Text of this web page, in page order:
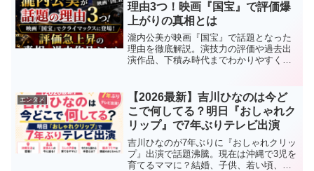
理由3つ！映画『国宝』で評価爆
上がりの真相とは
瀧内公美が映画『国宝』で話題となった
理由を徹底解説。演技力の評価や過去出
演作品、下積み時代までわかりやすくま
エンタメ
【2026最新】吉川ひなのは今ど
こで何してる？明日『おしゃれク
リップ』で7年ぶりテレビ出演
吉川ひなのが7年ぶりに『おしゃれクリッ
プ』出演で話題沸騰。現在は沖縄で3児を
育てるママに？結婚、子供、若い頃、プ